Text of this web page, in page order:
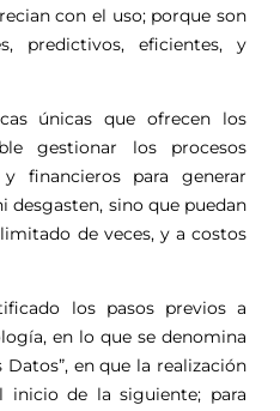
con el uso; porque son
predictivos, eficientes, y
únicas que ofrecen los
gestionar los procesos
financieros para generar
desgasten, sino que puedan
de veces, y a costos
los pasos previos a
en lo que se denomina
Datos”, en que la realización
inicio de la siguiente; para